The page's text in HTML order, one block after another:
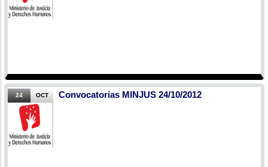
24 OCT Convocatorias MINJUS 24/10/2012